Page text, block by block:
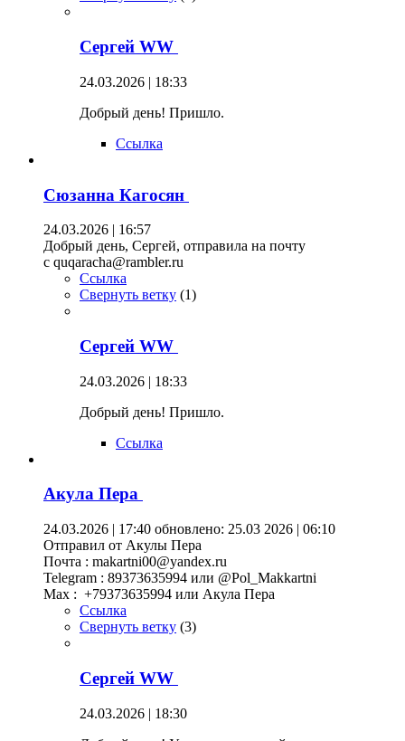
Сергей WW
24.03.2026 | 18:33
Добрый день! Пришло.
Ссылка
Сюзанна Кагосян
24.03.2026 | 16:57
Добрый день, Сергей, отправила на почту
c quqaracha@rambler.ru
Ссылка
Свернуть ветку (1)
Сергей WW
24.03.2026 | 18:33
Добрый день! Пришло.
Ссылка
Акула Пера
24.03.2026 | 17:40 обновлено: 25.03 2026 | 06:10
Отправил от Акулы Пера
Почта : makartni00@yandex.ru
Telegram : 89373635994 или @Pol_Makkartni
Maх : +79373635994 или Акула Пера
Ссылка
Свернуть ветку (3)
Сергей WW
24.03.2026 | 18:30